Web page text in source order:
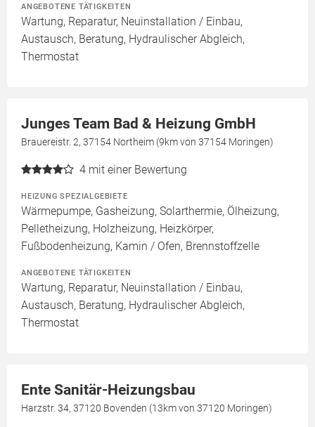
ANGEBOTENE TÄTIGKEITEN
Wartung, Reparatur, Neuinstallation / Einbau,
Austausch, Beratung, Hydraulischer Abgleich,
Thermostat
Junges Team Bad & Heizung GmbH
Brauereistr. 2, 37154 Northeim (9km von 37154 Moringen)
4 mit einer Bewertung
HEIZUNG SPEZIALGEBIETE
Wärmepumpe, Gasheizung, Solarthermie, Ölheizung,
Pelletheizung, Holzheizung, Heizkörper,
Fußbodenheizung, Kamin / Ofen, Brennstoffzelle
ANGEBOTENE TÄTIGKEITEN
Wartung, Reparatur, Neuinstallation / Einbau,
Austausch, Beratung, Hydraulischer Abgleich,
Thermostat
Ente Sanitär-Heizungsbau
Harzstr. 34, 37120 Bovenden (13km von 37120 Moringen)